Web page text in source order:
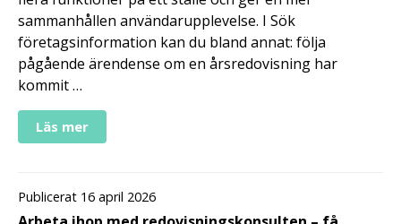
sammanhållen användarupplevelse. I Sök
företagsinformation kan du bland annat: följa
pågående ärendense om en årsredovisning har
kommit …
Läs mer
Publicerat 16 april 2026